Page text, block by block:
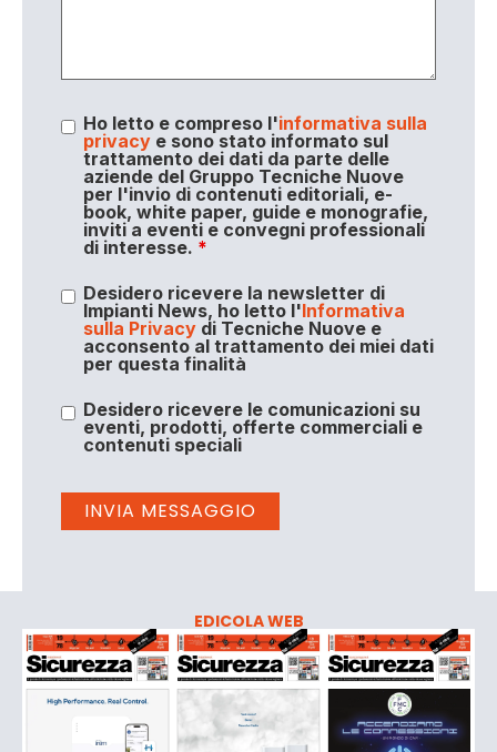
Ho letto e compreso l'informativa sulla
privacye sono stato informato sul
trattamento dei dati da parte delle
aziende del Gruppo Tecniche Nuove
per l'invio di contenuti editoriali, e-
book, white paper, guide e monografie,
inviti a eventi e convegni professionali
di interesse. *
Desidero ricevere la newsletter di
Impianti News, ho letto l'Informativa
sulla Privacydi Tecniche Nuove e
acconsento al trattamento dei miei dati
per questa finalità
Desidero ricevere le comunicazioni su
eventi, prodotti, offerte commerciali e
contenuti speciali
EDICOLA WEB